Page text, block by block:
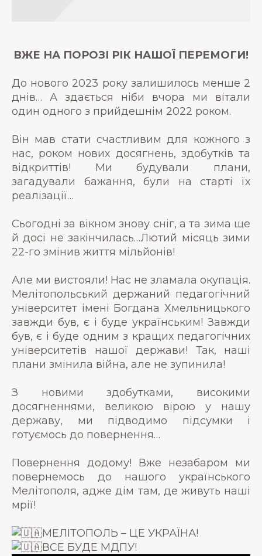
ВЖЕ НА ПОРОЗІ РІК НАШОЇ ПЕРЕМОГИ!
До нового 2023 року залишилось менше 2
днів… А здається ніби вчора ми вітали
один одного з прийдешнім 2022 роком.
Він мав стати счастливим для кожного з
нас, роком нових досягнень, здобутків та
відкриттів! Ми будували плани,
загадували бажання, були на старті їх
реалізації…
Сьогодні за вікном знову сніг, а та зима ще
й досі не закінчилась…Лютий місяць зими
22-го змінив життя мільйонів!
Але ми вистояли! Нас не зламала окупація.
Мелітопольський держаний педагогічний
університет імені Богдана Хмельницького
завжди був, є і буде українським! Завжди
був, є і буде одним з кращих педагогічних
університетів нашої держави! Так, наші
плани змінила війна, але не зупинила!
З новими здобутками, високими
досягненнями, великою вірою у нашу
державу, ми підводимо підсумки і
готуємось до повернення…
Повернення додому! Вже незабаром ми
повернемось до нашого українського
Мелітополя, адже дім там, де живуть наші
мрії!
МЕЛІТОПОЛЬ – ЦЕ УКРАЇНА!
ВСЕ БУДЕ МДПУ!